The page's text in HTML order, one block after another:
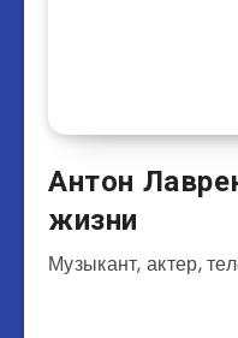
Антон
жизни
Музыкант, актер,